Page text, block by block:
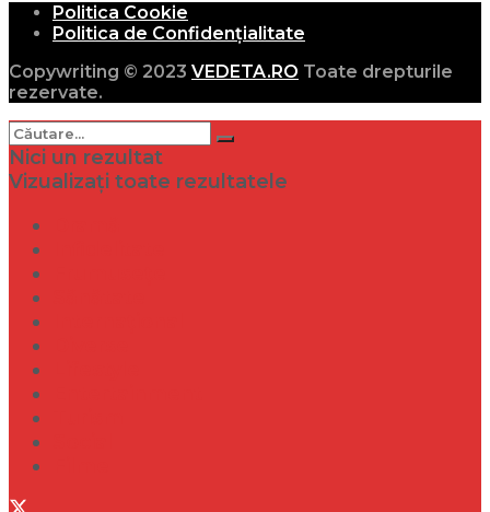
Politica Cookie
Politica de Confidențialitate
Copywriting © 2023 VEDETA.RO Toate drepturile
rezervate.
Nici un rezultat
Vizualizați toate rezultatele